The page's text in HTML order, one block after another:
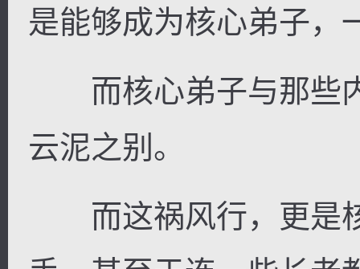
是能够成为核心弟子，
而核心弟子与那些
云泥之别。
而这祸风行，更是